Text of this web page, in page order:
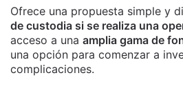
Ofrece una propuesta simple y
de custodia si se realiza una
acceso a una amplia gama de
una opción para comenzar a
complicaciones.